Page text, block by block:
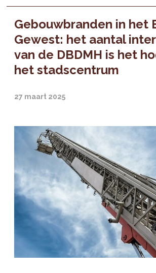
Gebouwbranden in het
Gewest: het aantal
van de DBDMH is het
het stadscentrum
27 maart 2025